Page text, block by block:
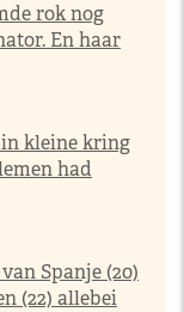
rok nog
En haar
kleine kring
had
Spanje (20)
(22) allebei